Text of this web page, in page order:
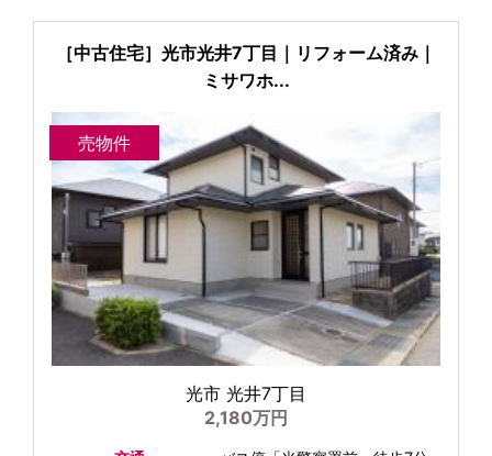
［中古住宅］光市光井7丁目｜リフォーム済み｜
ミサワホ...
売物件
光市 光井7丁目
2,180万円